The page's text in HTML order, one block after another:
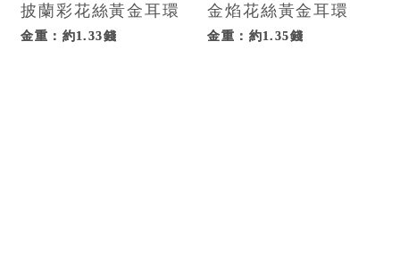
披蘭彩花絲黃金耳環
金重：約1.33錢
金焰花絲黃金耳環
金重：約1.35錢